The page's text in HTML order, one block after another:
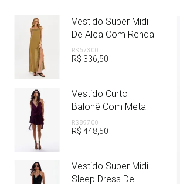
Vestido Super Midi
De Alça Com Renda
R$673,00
R$ 336 50
Vestido Curto
Balonê Com Metal
R$897,00
R$ 448, 50
Vestido Super Midi
Sleep Dress De